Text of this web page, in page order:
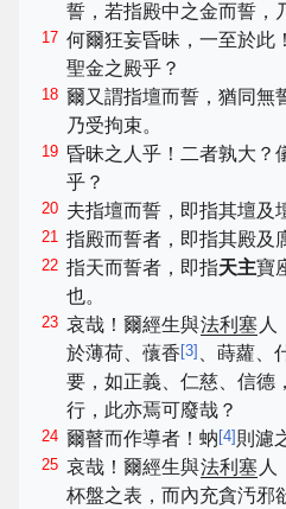
誓，若指殿中之金而誓，
17 何爾狂妄昏昧，一至於此
聖金之殿乎？
18 爾又謂指壇而誓，猶同無
乃受拘束。
19 昏昧之人乎！二者孰大？
乎？
20 夫指壇而誓，即指其壇及
21 指殿而誓者，即指其殿及
22 指天而誓者，即指天主寶
也。
23 哀哉！爾經生與法利塞 人
於薄荷、蘹香 [3] 、蒔蘿、
要，如正義、仁慈、信德
行，此亦焉可廢哉？
24 爾瞽而作導者！蚋 [4] 則濾
25 哀哉！爾經生與法利塞 人
杯盤之表，而內充貪汚邪